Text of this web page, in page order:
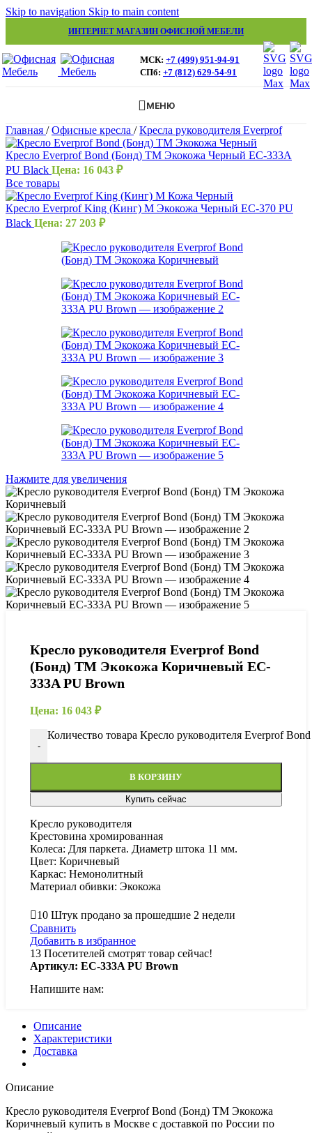
Skip to navigation Skip to main content
ИНТЕРНЕТ МАГАЗИН ОФИСНОЙ МЕБЕЛИ
МСК: +7 (499) 951-94-91
СПб: +7 (812) 629-54-91
МЕНЮ
Главная / Офисные кресла / Кресла руководителя Everprof
Кресло Everprof Bond (Бонд) TM Экокожа Черный EC-333A
PU Black Цена: 16 043 ₽
Все товары
Кресло Everprof King (Кинг) M Экокожа Черный EC-370 PU
Black Цена: 27 203 ₽
Нажмите для увеличения
Кресло руководителя Everprof Bond
(Бонд) TM Экокожа Коричневый EC-
333A PU Brown
Цена: 16 043 ₽
-
Количество товара Кресло руководителя Everprof
В КОРЗИНУ
Купить сейчас
Кресло руководителя
Крестовина хромированная
Колеса: Для паркета. Диаметр штока 11 мм.
Цвет: Коричневый
Каркас: Немонолитный
Материал обивки: Экокожа
10 Штук продано за прошедшие 2 недели
Сравнить
Добавить в избранное
13 Посетителей смотрят товар сейчас!
Артикул: EC-333A PU Brown
Напишите нам:
Описание
Характеристики
Доставка
Описание
Кресло руководителя Everprof Bond (Бонд) TM Экокожа
Коричневый купить в Москве с доставкой по России по